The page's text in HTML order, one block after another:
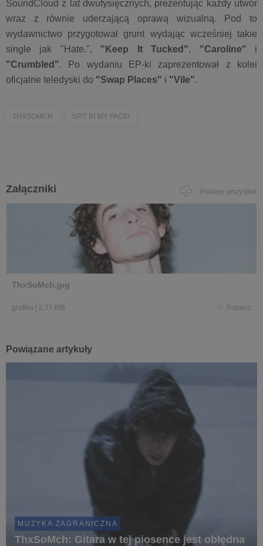
SoundCloud z lat dwutysięcznych, prezentując każdy utwór
wraz z równie uderzającą oprawą wizualną. Pod to
wydawnictwo przygotował grunt wydając wcześniej takie
single jak "Hate.", "Keep It Tucked", "Caroline" i
"Crumbled". Po wydaniu EP-ki zaprezentował z kolei
oficjalne teledyski do "Swap Places" i "Vile".
THXSOMCH SPIT IN MY FACE!
Załączniki Pobierz wszystkie
ThxSoMch.jpg
grafika 2,77 MB Pobierz
Powiązane artykuły
MUZYKA ZAGRANICZNA
ThxSoMch: Gitara w tej piosence jest obłędna